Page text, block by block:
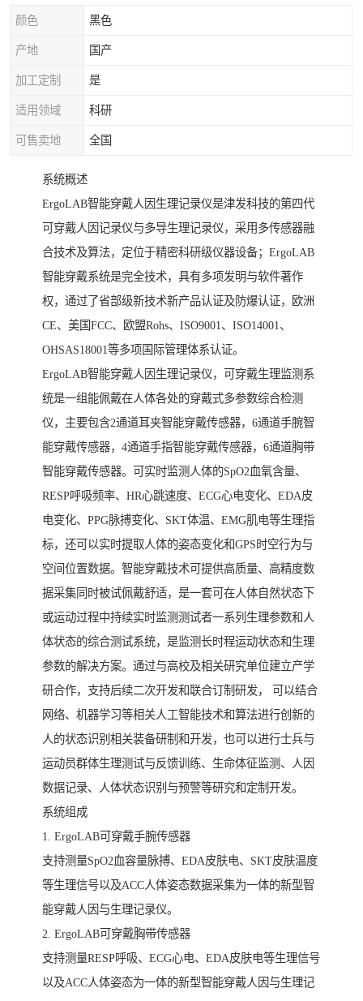
颜色 黑色
产地 国产
加工定制 是
适用领域 科研
可售卖地 全国
系统概述
ErgoLAB智能穿戴人因生理记录仪是津发科技的第四代
可穿戴人因记录仪与多导生理记录仪，采用多传感器融
合技术及算法，定位于精密科研级仪器设备；ErgoLAB
智能穿戴系统是完全技术，具有多项发明与软件著作
权，通过了省部级新技术新产品认证及防爆认证，欧洲
CE、美国FCC、欧盟Rohs、ISO9001、ISO14001、
OHSAS18001等多项国际管理体系认证。
ErgoLAB智能穿戴人因生理记录仪，可穿戴生理监测系
统是一组能佩戴在人体各处的穿戴式多参数综合检测
仪，主要包含2通道耳夹智能穿戴传感器，6通道手腕智
能穿戴传感器，4通道手指智能穿戴传感器，6通道胸带
智能穿戴传感器。可实时监测人体的SpO2血氧含量、
RESP呼吸频率、HR心跳速度、ECG心电变化、EDA皮
电变化、PPG脉搏变化、SKT体温、EMG肌电等生理指
标，还可以实时提取人体的姿态变化和GPS时空行为与
空间位置数据。智能穿戴技术可提供高质量、高精度数
据采集同时被试佩戴舒适，是一套可在人体自然状态下
或运动过程中持续实时监测测试者一系列生理参数和人
体状态的综合测试系统，是监测长时程运动状态和生理
参数的解决方案。通过与高校及相关研究单位建立产学
研合作，支持后续二次开发和联合订制研发， 可以结合
网络、机器学习等相关人工智能技术和算法进行创新的
人的状态识别相关装备研制和开发，也可以进行士兵与
运动员群体生理测试与反馈训练、生命体征监测、人因
数据记录、人体状态识别与预警等研究和定制开发。
系统组成
1. ErgoLAB可穿戴手腕传感器
支持测量SpO2血容量脉搏、EDA皮肤电、SKT皮肤温度
等生理信号以及ACC人体姿态数据采集为一体的新型智
能穿戴人因与生理记录仪。
2. ErgoLAB可穿戴胸带传感器
支持测量RESP呼吸、ECG心电、EDA皮肤电等生理信号
以及ACC人体姿态为一体的新型智能穿戴人因与生理记